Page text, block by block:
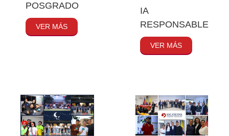
POSGRADO
VER MÁS
IA
RESPONSABLE
VER MÁS